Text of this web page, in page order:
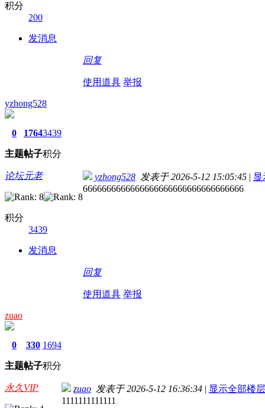
积分
200
发消息
回复
使用道具 举报
yzhong528
0
主题
1764
帖子
3439
积分
论坛元老
积分
3439
发消息
yzhong528 发表于 2026-5-12 15:05:45 |
6666666666666666666666666666666666
回复
使用道具 举报
zuao
0
主题
330
帖子
1694
积分
永久VIP zuao 发表于 2026-5-12 16:36:34 | 显示全部楼层
1111111111111